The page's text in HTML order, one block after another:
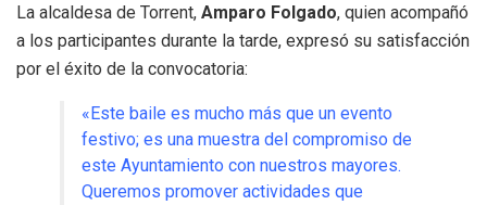
La alcaldesa de Torrent, Amparo Folgado, quien acompañó
a los participantes durante la tarde, expresó su satisfacción
por el éxito de la convocatoria:
«Este baile es mucho más que un evento
festivo; es una muestra del compromiso de
este Ayuntamiento con nuestros mayores.
Queremos promover actividades que